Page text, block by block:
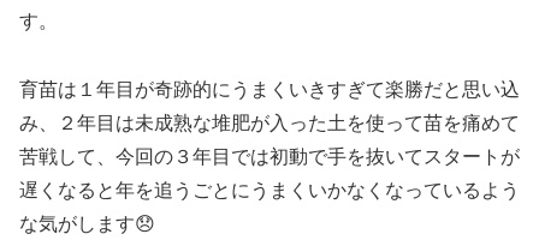
す。
育苗は１年目が奇跡的にうまくいきすぎて楽勝だと思い込
み、２年目は未成熟な堆肥が入った土を使って苗を痛めて
苦戦して、今回の３年目では初動で手を抜いてスタートが
遅くなると年を追うごとにうまくいかなくなっているよう
な気がします😞